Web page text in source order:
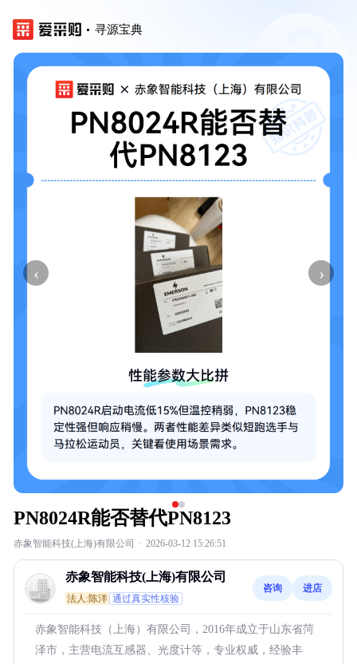
寻源宝典
‹ ›
PN8024R能否替代PN8123
赤象智能科技(上海)有限公司 · 2026-03-12 15:26:51
赤象智能科技(上海)有限公司
法人:陈洋 通过真实性核验
咨询 进店
赤象智能科技（上海）有限公司，2016年成立于山东省菏
泽市，主营电流互感器、光度计等，专业权威，经验丰